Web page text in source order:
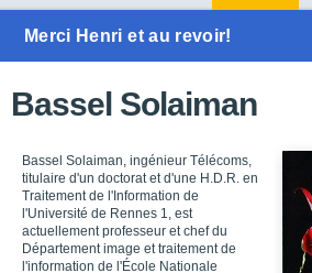
Merci Henri et au revoir!
Bassel Solaiman
Bassel Solaiman, ingénieur Télécoms,
titulaire d'un doctorat et d'une H.D.R. en
Traitement de l'Information de
l'Université de Rennes 1, est
actuellement professeur et chef du
Département image et traitement de
l'information de l'École Nationale